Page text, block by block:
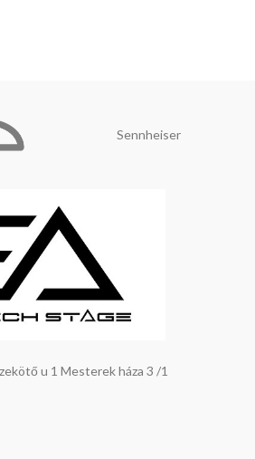
Sennheiser
u 1 Mesterek háza 3 /1